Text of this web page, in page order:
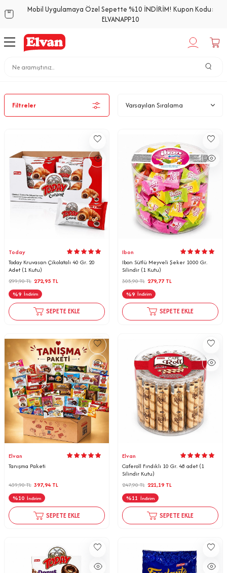
Mobil Uygulamaya Özel Sepette %10 İNDİRİM! Kupon Kodu:
ELVANAPP10
Filtreler
Today
Today Kruvasan Çikolatalı 40 Gr. 20
Adet (1 Kutu)
299,90TL 272,95 TL
%9 İndirim
SEPETE EKLE
Ibon
Ibon Sütlü Meyveli Şeker 1000 Gr.
Silindir (1 Kutu)
305,90TL 279,77TL
%9 İndirim
SEPETE EKLE
Elvan
Tanışma Paketi
439,90TL 397,94TL
%10 İndirim
SEPETE EKLE
Elvan
Caferoll Fındıklı 10 Gr. 48 adet (1
Silindir Kutu)
247,90TL 221,19 TL
%11 İndirim
SEPETE EKLE